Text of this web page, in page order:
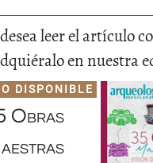
leer el artículo
en nuestra
DISPONIBLE
Obras